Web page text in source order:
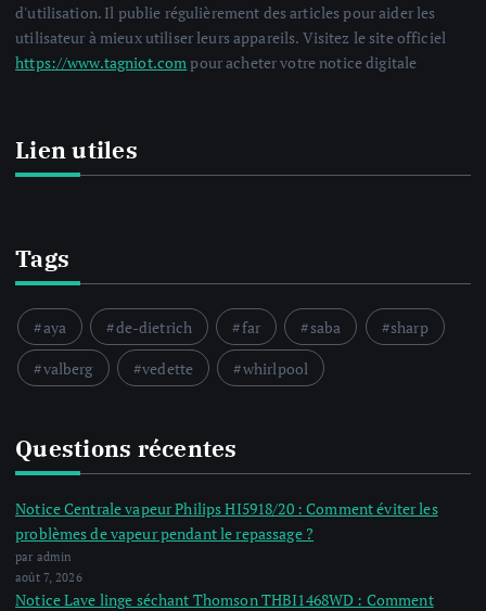
d'utilisation. Il publie régulièrement des articles pour aider les
utilisateur à mieux utiliser leurs appareils. Visitez le site officiel
https://www.tagniot.compour acheter votre notice digitale
Lien utiles
Tags
aya de-dietrich far saba
sharp
valberg
vedette whirlpool
Questions récentes
Notice Centrale vapeur Philips HI5918/20 : Comment éviter les
problèmes de vapeur pendant le repassage ?
par admin
août 7, 2026
Notice Lave linge séchant Thomson THBI1468WD : Comment